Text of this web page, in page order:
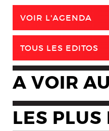
VOIR L'AGENDA
TOUS LES EDITOS
A VOIR
LES PLUS